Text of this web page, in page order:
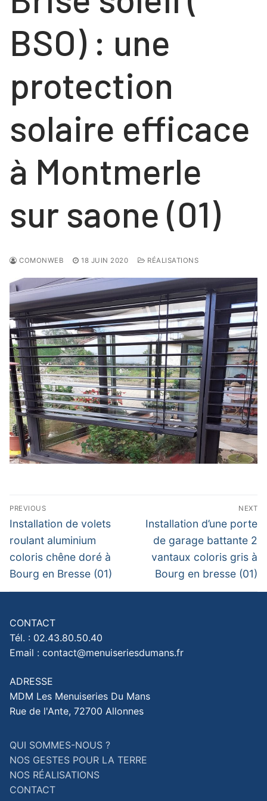
PORTES
VOLETS ROULANTS
FENÊTRES
NOS PORTES « HABITAT »
NOS PORTES « TERTIAIRE »
Contact
BSO) : une
protection
solaire efficace
à Montmerle
sur saone (01)
COMONWEB 18 JUIN 2020 RÉALISATIONS
Navigation
de
l’article
PREVIOUS
Previous
post:
Installation de volets
roulant aluminium
coloris chêne doré à
Bourg en Bresse (01)
NEXT
Next
post:
Installation d’une porte
de garage battante 2
vantaux coloris gris à
Bourg en bresse (01)
CONTACT
Tél. : 02.43.80.50.40
Email : contact@menuiseriesdumans.fr
ADRESSE
MDM Les Menuiseries Du Mans
Rue de l'Ante, 72700 Allonnes
QUI SOMMES-NOUS ?
NOS GESTES POUR LA TERRE
NOS RÉALISATIONS
CONTACT